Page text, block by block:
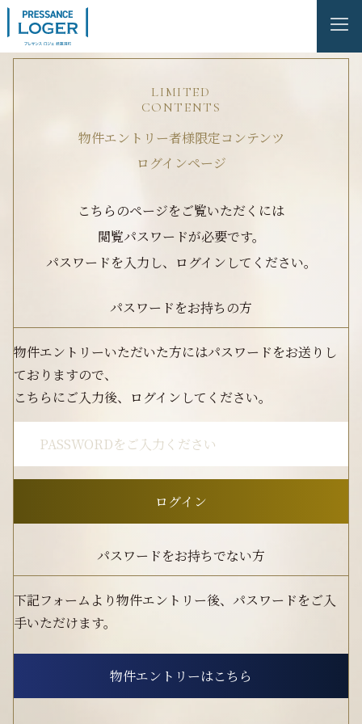
LIMITED
CONTENTS
物件エントリー者様限定コンテンツ
ログインページ
こちらのページをご覧いただくには
閲覧パスワードが必要です。
パスワードを入力し、ログインしてください。
パスワードをお持ちの方
物件エントリーいただいた方にはパスワードをお送りし
ておりますので、
こちらにご入力後、ログインしてください。
パスワードをお持ちでない方
下記フォームより物件エントリー後、パスワードをご入
手いただけます。
物件エントリーはこちら